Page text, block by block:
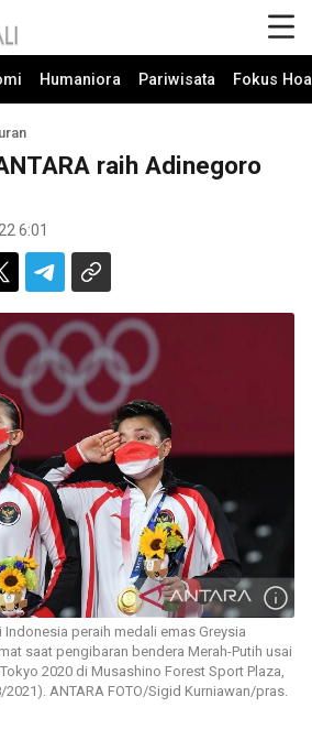
Humaniora Pariwisata Fokus
raih Adinegoro
6:01
peraih medali emas Greysia
saat pengibaran bendera Merah-Putih usai
2020 di Musashino Forest Sport Plaza,
ANTARA FOTO/Sigid Kurniawan/pras.